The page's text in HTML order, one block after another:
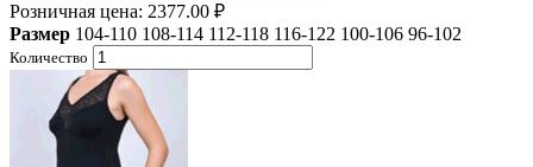
Розничная цена: 2377.00 ₽
Размер 104-110 108-114 112-118 116-122 100-106 96-102
Количество